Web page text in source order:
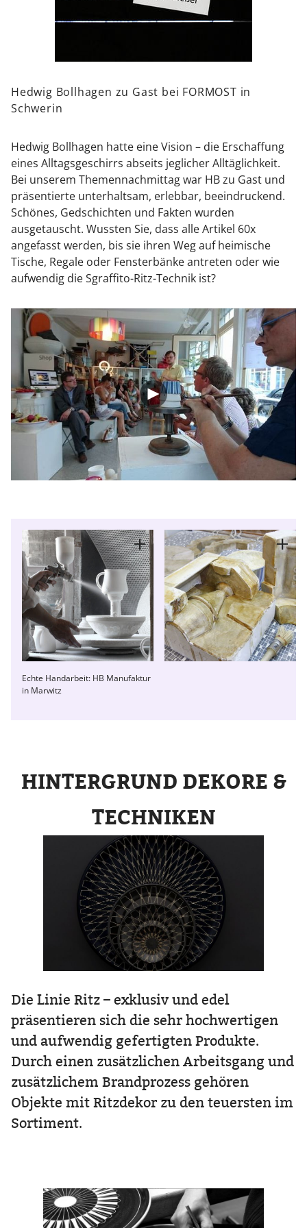
wiederum macht sie zu zeitlosen Designklassikern, die
Nach ihrer Ausbildung an der Fachschule Höhr-
Anstellungen in Steingutfabriken, Manufakturen und
Werkstätten.
Im Jahr 1934 gründet Hedwig Bollhagen ihre HB-
Werkstätten für Keramik in Marwitz bei Berlin.
Drei Jahre später erhält sie ihre erste Goldmedaille auf
der Pariser Weltausstellung, auf die weitere
Auszeichnungen folgen.
Nach der Verstaatlichung 1977 folgt 1992 die Re-
Privatisierung der HB-Werkstätten.
Hedwig Bollhagen wird damit die Ãlteste
Bollhagen gilt in ihrem Schaffen und Tun als
unermüdlich und entwirft noch bis kurz vor ihrem Tod
neue Dekore.
Hedwig Bollhagen zu Gast bei FORMOST in
Schwerin
Hedwig Bollhagen hatte eine Vision – die Erschaffung
eines Alltagsgeschirrs abseits jeglicher Alltäglichkeit.
Bei unserem Themennachmittag war HB zu Gast und
präsentierte unterhaltsam, erlebbar, beeindruckend.
Schönes, Gedschichten und Fakten wurden
ausgetauscht. Wussten Sie, dass alle Artikel 60x
angefasst werden, bis sie ihren Weg auf heimische
Tische, Regale oder Fensterbänke antreten oder wie
aufwendig die Sgraffito-Ritz-Technik ist?
Echte Handarbeit: HB Manufaktur
in Marwitz
HINTERGRUND DEKORE &
TECHNIKEN
Die Linie Ritz – exklusiv und edel
präsentieren sich die sehr hochwertigen
und aufwendig gefertigten Produkte.
Durch einen zusätzlichen Arbeitsgang und
zusätzlichem Brandprozess gehören
Objekte mit Ritzdekor zu den teuersten im
Sortiment.